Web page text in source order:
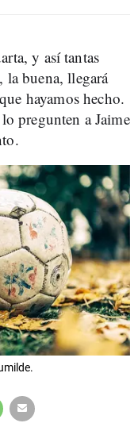
y así tantas
la buena, llegará
hayamos hecho.
pregunten a Jaime